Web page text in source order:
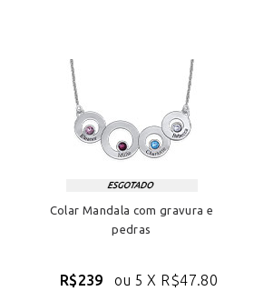
Colar Mandala com gravura e
pedras
R$239 ou 5 X R$47.80